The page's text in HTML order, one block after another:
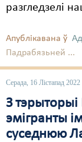
разгледзелі
Апублікавана ў
Падрабязьней ...
Серада, 16 Лістапад 2022
З тэрыторыі
эмігранты
суседнюю
Пэнітэнцыярная
Распальваньне
Рознае
Свабода слова
Свабода
Суд